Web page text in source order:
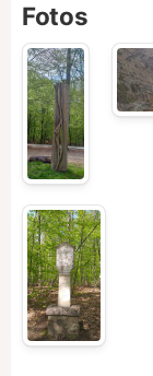
Fotos